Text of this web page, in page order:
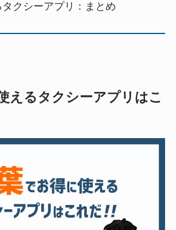
クシーアプリ：まとめ
えるタクシーアプリはこ